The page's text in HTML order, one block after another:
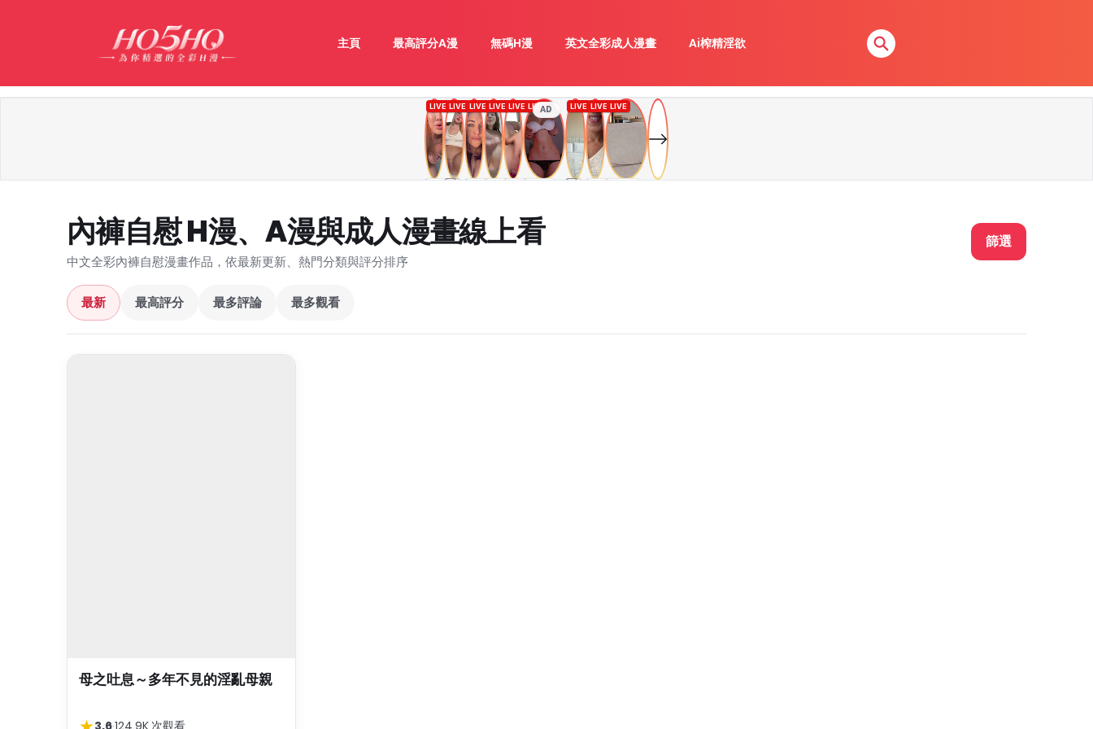
主頁 最高評分A漫 無碼H漫 英文全彩成人漫畫 Ai榨精淫欲
AD
內褲自慰 H漫、A漫與成人漫畫線上看
中文全彩內褲自慰漫畫作品，依最新更新、熱門分類與評分排序
篩選
最新 最高評分 最多評論 最多觀看
母之吐息～多年不見的淫亂母親
3.6·124.9K 次觀看